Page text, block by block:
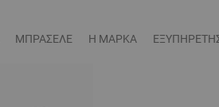
ΜΠΡΑΣΕΛΕ Η ΜΑΡΚΑ